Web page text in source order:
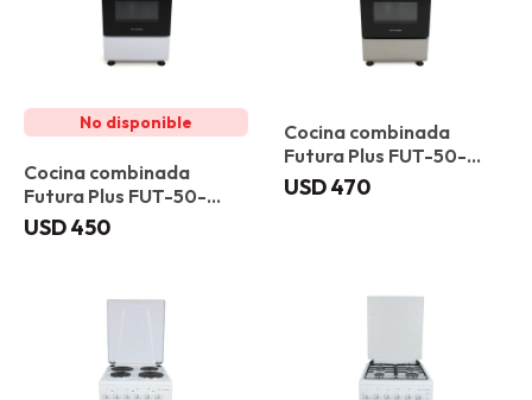
Cocina combinada
Futura Plus FUT-50-
C31B Girona
USD450
Cocina combinada
Futura Plus FUT-50-
C31X Ibiza
USD470